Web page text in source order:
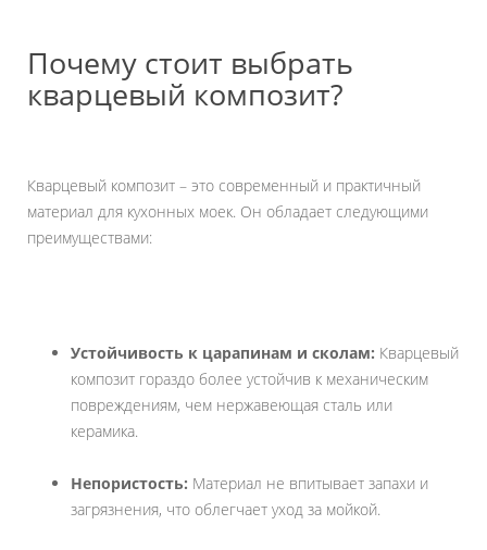
Почему стоит выбрать
кварцевый композит?
Кварцевый композит – это современный и практичный
материал для кухонных моек. Он обладает следующими
преимуществами:
Устойчивость к царапинам и сколам: Кварцевый
композит гораздо более устойчив к механическим
повреждениям, чем нержавеющая сталь или
керамика.
Непористость: Материал не впитывает запахи и
загрязнения, что облегчает уход за мойкой.